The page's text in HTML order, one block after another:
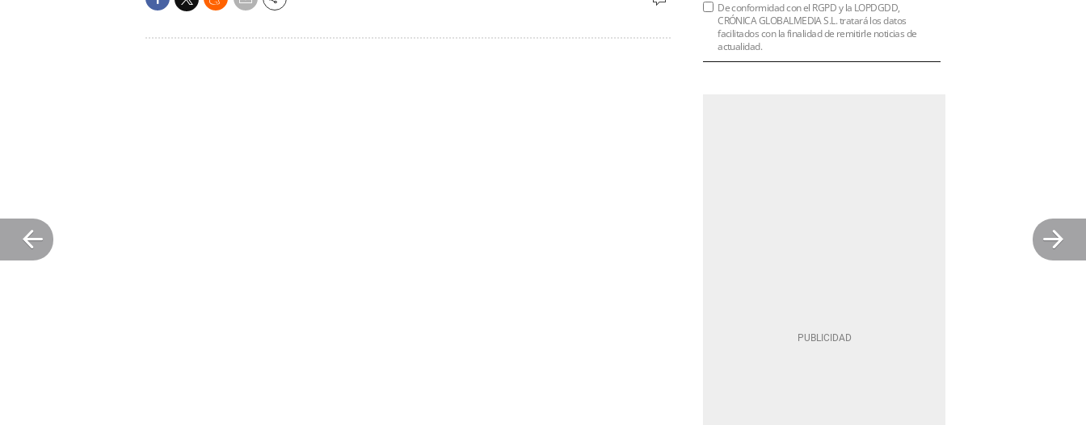
De conformidad con el RGPD y la LOPDGDD,
CRÓNICA GLOBALMEDIA S.L. tratará los datos
facilitados con la finalidad de remitirle noticias de
actualidad.